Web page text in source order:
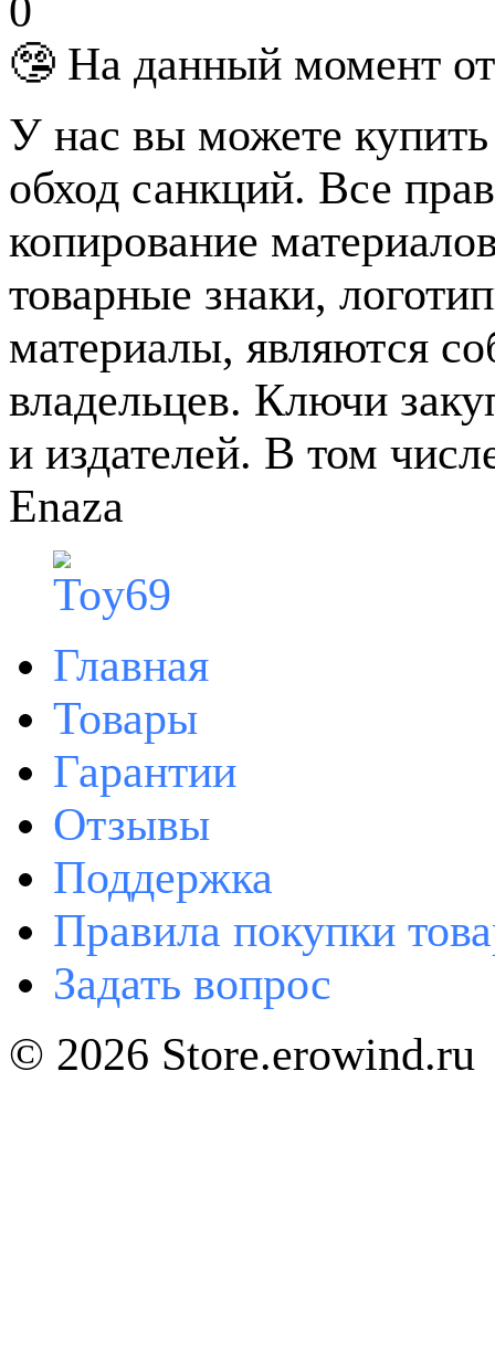
0
🤥 На данный момент
У нас вы можете
обход санкций. Все
копирование
товарные знаки,
материалы, являются
владельцев. Ключи
и издателей. В том
Enaza
Главная
Товары
Гарантии
Отзывы
Поддержка
Правила покупки
Задать вопрос
© 2026 Store.erowind.ru